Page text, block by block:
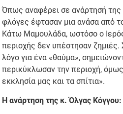
Όπως αναφέρει σε ανάρτησή της
φλόγες έφτασαν μια ανάσα από
Κάτω Μαμουλάδα, ωστόσο ο
περιοχής δεν υπέστησαν ζημιές.
λόγο για ένα «θαύμα»,
περικύκλωσαν την περιοχή,
εκκλησία μας και τα σπίτια».
Η ανάρτηση της κ. Όλγας Κόγγου: